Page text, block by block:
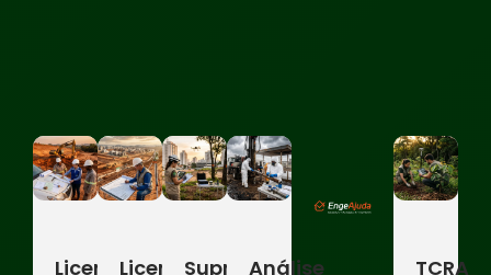
LicençaLicençaSupressão
Análise
TCRA